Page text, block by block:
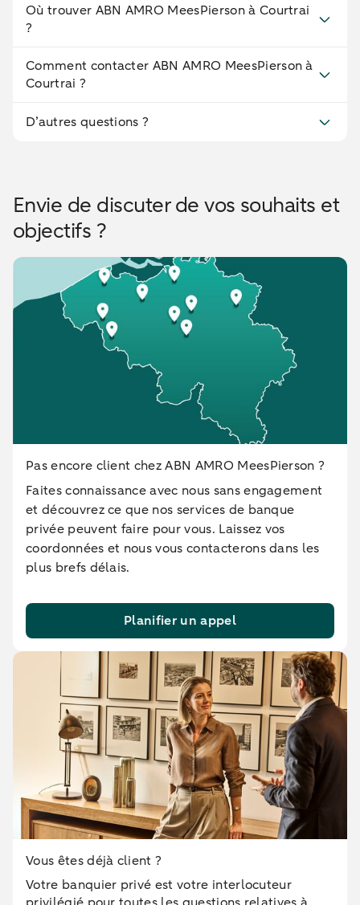
Où trouver ABN AMRO MeesPierson à Courtrai
?
Comment contacter ABN AMRO MeesPierson à
Courtrai ?
D’autres questions ?
Envie de discuter de vos souhaits et
objectifs ?
Pas encore client chez ABN AMRO MeesPierson ?
Faites connaissance avec nous sans engagement
et découvrez ce que nos services de banque
privée peuvent faire pour vous. Laissez vos
coordonnées et nous vous contacterons dans les
plus brefs délais.
Planifier un appel
Vous êtes déjà client ?
Votre banquier privé est votre interlocuteur